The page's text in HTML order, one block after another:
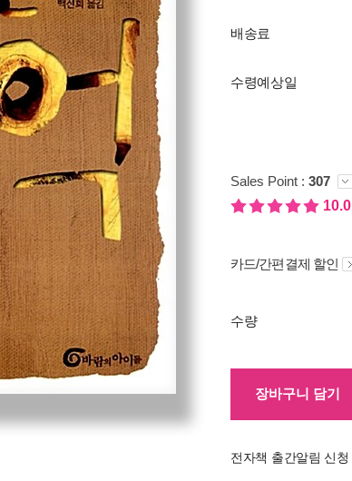
배송료
수령예상일
Sales Point : 307
10.0
카드/간편결제 할인
수량
장바구니 담기
전자책 출간알림 신청